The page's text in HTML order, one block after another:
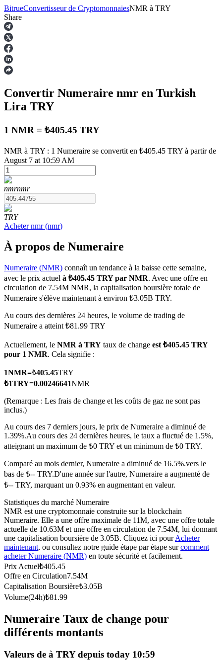
Contrats à terme
Futures USDT
Futures utilisant l'USDT comme garantie
Futures COIN-M
Contrats à terme sur crypto-monnaie
TradFi
Produits dérivés sur actions, forex, métaux précieux et matières
premières
Futures utilisant l'USDC comme garantie
Copie de Trading
Rejoignez les meilleurs traders
BitrueConvertisseur de CryptomonnaiesNMR à TRY
Share
Convertir Numeraire nmr en Turkish
Lira TRY
1 NMR = ₺405.45 TRY
NMR à TRY : 1 Numeraire se convertit en ₺405.45 TRY à partir de
August 7 at 10:59 AM
nmrnmr
TRY
Acheter nmr(nmr)
À propos de Numeraire
Numeraire (NMR) connaît un tendance à la baisse cette semaine,
avec le prix actuel à ₺405.45 TRY par NMR. Avec une offre en
circulation de 7.54M NMR, la capitalisation boursière totale de
Numeraire s'élève maintenant à environ ₺3.05B TRY.
Au cours des dernières 24 heures, le volume de trading de
Numeraire a atteint ₺81.99 TRY
Actuellement, le NMR à TRY taux de change est ₺405.45 TRY
pour 1 NMR. Cela signifie :
1NMR=₺405.45TRY
₺1TRY=0.00246641NMR
(Remarque : Les frais de change et les coûts de gaz ne sont pas
inclus.)
Au cours des 7 derniers jours, le prix de Numeraire a diminué de
1.39%.Au cours des 24 dernières heures, le taux a fluctué de 1.5%,
atteignant un maximum de ₺0 TRY et un minimum de ₺0 TRY.
Comparé au mois dernier, Numeraire a diminué de 16.5%.vers le
bas de ₺-- TRY.D'une année sur l'autre, Numeraire a augmenté de
₺-- TRY, marquant un 0.93% en augmentant en valeur.
Statistiques du marché Numeraire
NMR est une cryptomonnaie construite sur la blockchain
Numeraire. Elle a une offre maximale de 11M, avec une offre totale
actuelle de 10.63M et une offre en circulation de 7.54M, lui donnant
une capitalisation boursière de 3.05B. Cliquez ici pourAcheter
maintenant, ou consultez notre guide étape par étape surcomment
acheter Numeraire (NMR) en toute sécurité et facilement.
Prix Actuel₺405.45
Offre en Circulation7.54M
Capitalisation Boursière₺3.05B
Volume(24h)₺81.99
Numeraire Taux de change pour
différents montants
Valeurs de à TRY depuis today 10:59